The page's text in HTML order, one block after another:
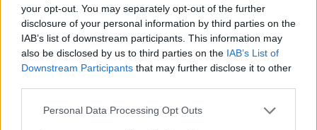
your opt-out. You may separately opt-out of the further
disclosure of your personal information by third parties on the
IAB’s list of downstream participants. This information may
also be disclosed by us to third parties on the IAB’s List of
Downstream Participants that may further disclose it to other
Personal Data Processing Opt Outs